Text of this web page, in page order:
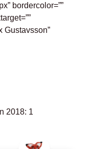
bordercolor=””
Gustavsson”
2018: 1